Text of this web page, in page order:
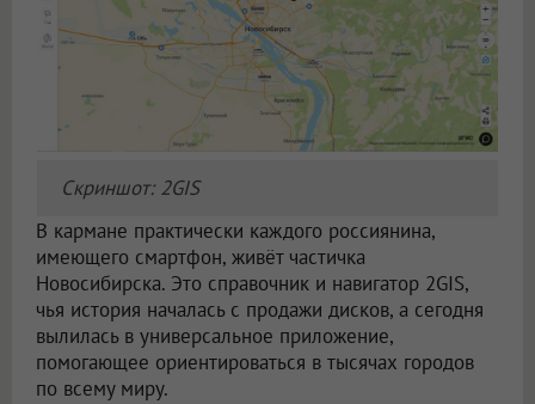
Скриншот: 2GIS
В кармане практически каждого россиянина,
имеющего смартфон, живёт частичка
Новосибирска. Это справочник и навигатор 2GIS,
чья история началась с продажи дисков, а сегодня
вылилась в универсальное приложение,
помогающее ориентироваться в тысячах городов
по всему миру.